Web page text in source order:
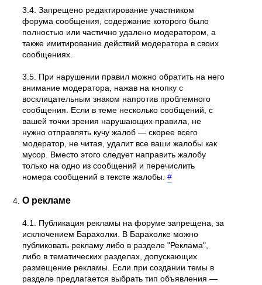
3.4. Запрещено редактирование участником
форума сообщения, содержание которого было
полностью или частично удалено модератором, а
также имитирование действий модератора в своих
сообщениях.
3.5. При нарушении правил можно обратить на него
внимание модератора, нажав на кнопку с
восклицательным знаком напротив проблемного
сообщения. Если в теме несколько сообщений, с
вашей точки зрения нарушающих правила, не
нужно отправлять кучу жалоб — скорее всего
модератор, не читая, удалит все ваши жалобы как
мусор. Вместо этого следует направить жалобу
только на одно из сообщений и перечислить
номера сообщений в тексте жалобы.#
О рекламе
4.1. Публикация рекламы на форуме запрещена, за
исключением Барахолки. В Барахолке можно
публиковать рекламу либо в разделе "Реклама",
либо в тематических разделах, допускающих
размещение рекламы. Если при создании темы в
разделе предлагается выбрать тип объявления —